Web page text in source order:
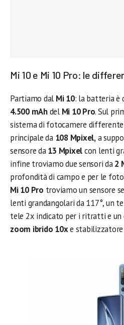
Mi 10 e Mi 10 Pro: le
Partiamo dal Mi 10: la batteria è
4.500 mAhdel Mi 10 Pro. Sul
sistema di fotocamere
principale da 108 Mpixel,a
sensore da13 Mpixelcon lenti
infine troviamo due sensori da2
profondità di campo e per le
Mi 10 Pro troviamo un sensore
lenti grandangolari da 117°, un
tele 2x indicato per i ritratti e un
zoom ibrido 10xe